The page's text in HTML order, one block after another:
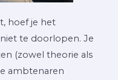
hoef je het
te doorlopen. Je
(zowel theorie als
ambtenaren